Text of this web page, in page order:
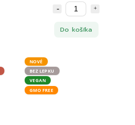
Do košíka
NOVÉ
BEZ LEPKU
VEGAN
GMO FREE